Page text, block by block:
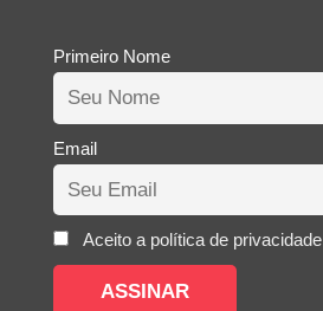
Primeiro Nome
Email
Aceito a política de privacidade